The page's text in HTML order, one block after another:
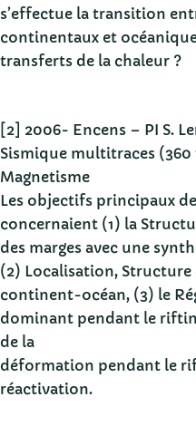
s’effectue la transition
continentaux et
transferts de la chaleur ?
[2] 2006- Encens – PI S.
Sismique multitraces
Magnetisme
Les objectifs principaux
concernaient (1) la
des marges avec une
(2) Localisation,
continent-océan, (3) le
dominant pendant le
de la
déformation pendant le
réactivation.